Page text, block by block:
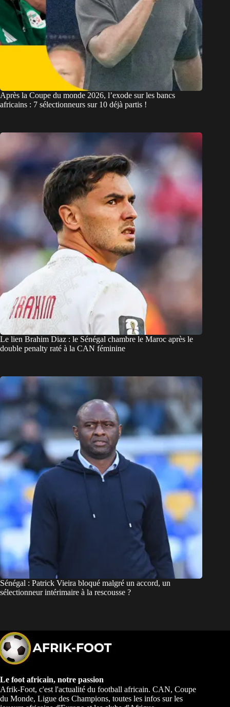
Après la Coupe du monde 2026, l’exode sur les bancs
africains : 7 sélectionneurs sur 10 déjà partis !
Le lien Brahim Diaz : le Sénégal chambre le Maroc après le
double penalty raté à la CAN féminine
Sénégal : Patrick Vieira bloqué malgré un accord, un
sélectionneur intérimaire à la rescousse ?
Le foot africain, notre passion
Afrik-Foot, c'est l'actualité du football africain. CAN, Coupe
du Monde, Ligue des Champions, toutes les infos sur les